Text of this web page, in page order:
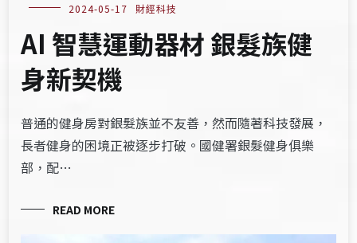
2024-05-17 財經科技
AI 智慧運動器材 銀髮族健
身新契機
普通的健身房對銀髮族並不友善，然而隨著科技發展，
長者健身的困境正被逐步打破。國健署銀髮健身俱樂
部，配…
READ MORE